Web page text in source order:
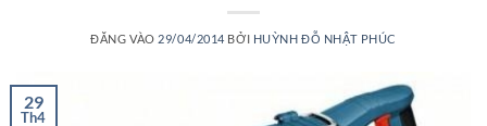
ĐĂNG VÀO 29/04/2014 BỞI HUỲNH ĐỖ NHẬT PHÚC
29
Th4